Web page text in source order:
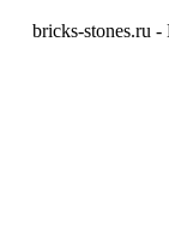
bricks-stones.ru